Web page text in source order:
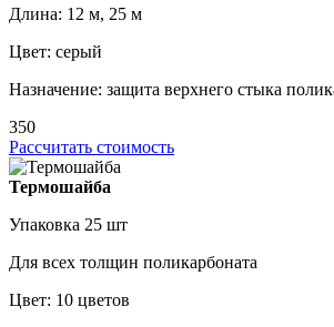
Длина: 12 м, 25 м
Цвет: серый
Назначение: защита верхнего стыка
350
Рассчитать стоимость
Термошайба
Упаковка 25 шт
Для всех толщин поликарбоната
Цвет: 10 цветов